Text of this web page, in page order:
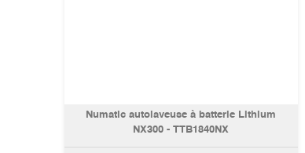
Numatic autolaveuse à batterie Lithium
NX300 - TTB1840NX